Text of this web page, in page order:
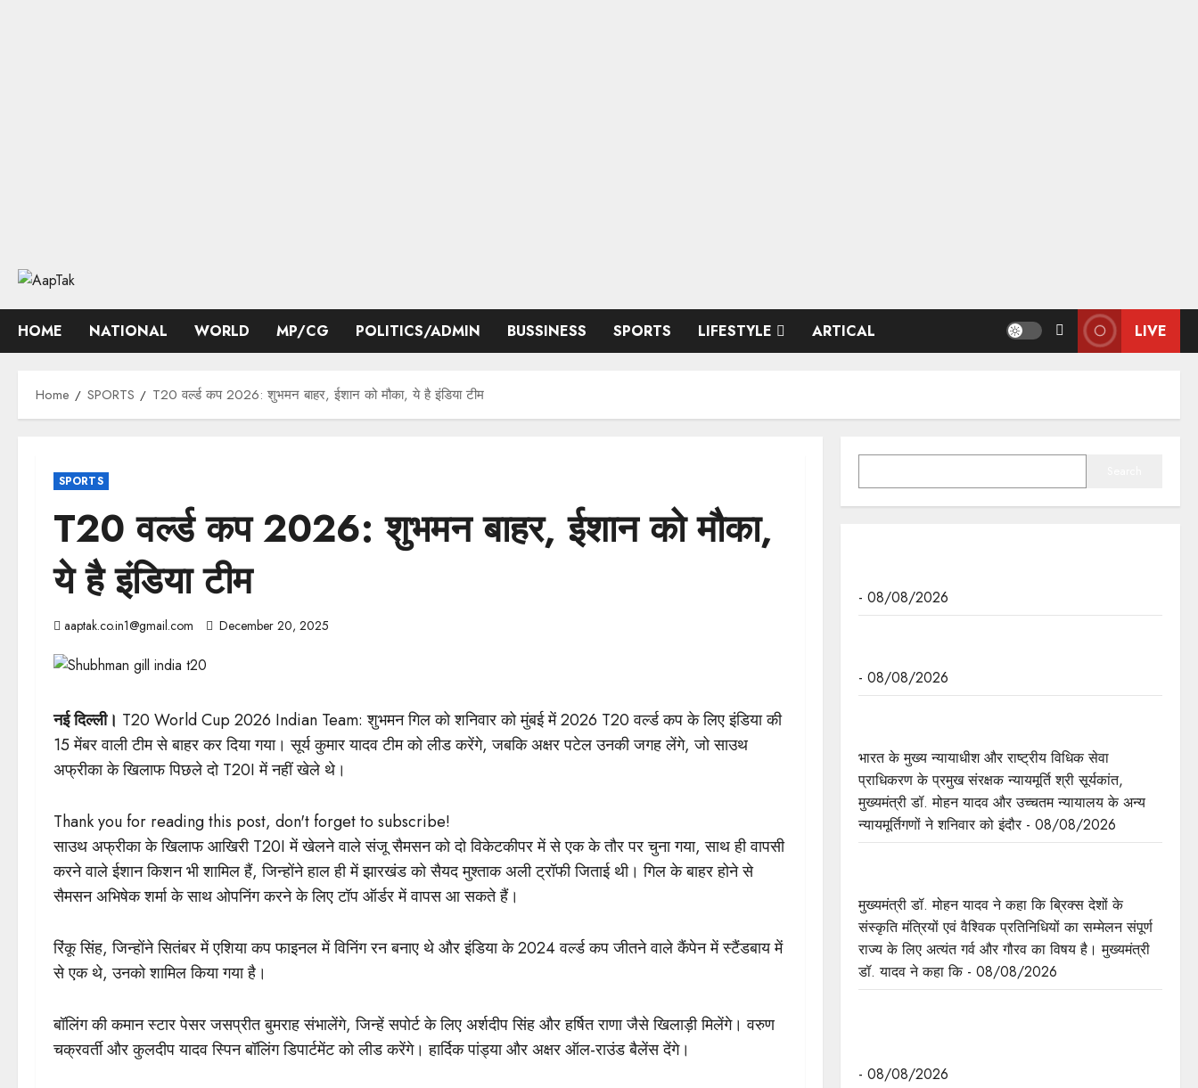
content
HOME
NATIONAL WORLD MP/CG POLITICS/ADMIN BUSSINESS SPORTS LIFESTYLE ARTICAL LIVE
Home SPORTS T20 वर्ल्ड कप 2026: शुभमन बाहर, ईशान को मौका, ये है इंडिया टीम
SPORTS
T20 वर्ल्ड कप 2026: शुभमन बाहर, ईशान को मौका,
ये है इंडिया टीम
aaptak.co.in1@gmail.com December 20, 2025
नई दिल्ली। T20 World Cup 2026 Indian Team: शुभमन गिल को शनिवार को मुंबई में 2026 T20 वर्ल्ड कप के लिए इंडिया की
15 मेंबर वाली टीम से बाहर कर दिया गया। सूर्य कुमार यादव टीम को लीड करेंगे, जबकि अक्षर पटेल उनकी जगह लेंगे, जो साउथ
अफ्रीका के खिलाफ पिछले दो T20I में नहीं खेले थे।
Thank you for reading this post, don't forget to subscribe!
साउथ अफ्रीका के खिलाफ आखिरी T20I में खेलने वाले संजू सैमसन को दो विकेटकीपर में से एक के तौर पर चुना गया, साथ ही वापसी
करने वाले ईशान किशन भी शामिल हैं, जिन्होंने हाल ही में झारखंड को सैयद मुश्ताक अली ट्रॉफी जिताई थी। गिल के बाहर होने से
सैमसन अभिषेक शर्मा के साथ ओपनिंग करने के लिए टॉप ऑर्डर में वापस आ सकते हैं।
रिंकू सिंह, जिन्होंने सितंबर में एशिया कप फाइनल में विनिंग रन बनाए थे और इंडिया के 2024 वर्ल्ड कप जीतने वाले कैंपेन में स्टैंडबाय में
से एक थे, उनको शामिल किया गया है।
बॉलिंग की कमान स्टार पेसर जसप्रीत बुमराह संभालेंगे, जिन्हें सपोर्ट के लिए अर्शदीप सिंह और हर्षित राणा जैसे खिलाड़ी मिलेंगे। वरुण
चक्रवर्ती और कुलदीप यादव स्पिन बॉलिंग डिपार्टमेंट को लीड करेंगे। हार्दिक पांड्या और अक्षर ऑल-राउंड बैलेंस देंगे।
- 08/08/2026
- 08/08/2026
भारत के मुख्य न्यायाधीश और राष्ट्रीय विधिक सेवा
प्राधिकरण के प्रमुख संरक्षक न्यायमूर्ति श्री सूर्यकांत,
मुख्यमंत्री डॉ. मोहन यादव और उच्चतम न्यायालय के अन्य
न्यायमूर्तिगणों ने शनिवार को इंदौर - 08/08/2026
मुख्यमंत्री डॉ. मोहन यादव ने कहा कि ब्रिक्स देशों के
संस्कृति मंत्रियों एवं वैश्विक प्रतिनिधियों का सम्मेलन संपूर्ण
राज्य के लिए अत्यंत गर्व और गौरव का विषय है। मुख्यमंत्री
डॉ. यादव ने कहा कि - 08/08/2026
- 08/08/2026